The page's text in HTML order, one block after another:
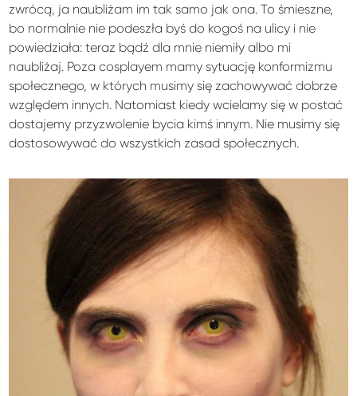
zwrócą, ja naubliżam im tak samo jak ona. To śmieszne,
bo normalnie nie podeszła byś do kogoś na ulicy i nie
powiedziała: teraz bądź dla mnie niemiły albo mi
naubliżaj. Poza cosplayem mamy sytuację konformizmu
społecznego, w których musimy się zachowywać dobrze
względem innych. Natomiast kiedy wcielamy się w postać
dostajemy przyzwolenie bycia kimś innym. Nie musimy się
dostosowywać do wszystkich zasad społecznych.